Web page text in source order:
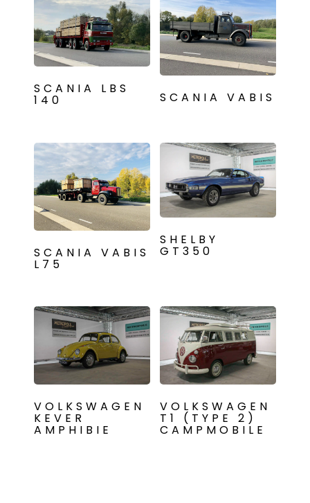
SCANIA LBS
140 SCANIA VABIS
SCANIA VABIS
L75
SHELBY
GT350
VOLKSWAGEN
KEVER
AMPHIBIE
VOLKSWAGEN
T1 (TYPE 2)
CAMPMOBILE